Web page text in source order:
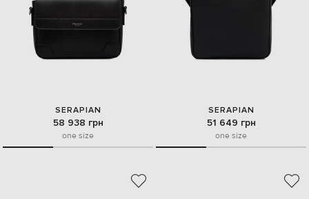
SERAPIAN
58 938 грн
one size
SERAPIAN
51 649 грн
one size